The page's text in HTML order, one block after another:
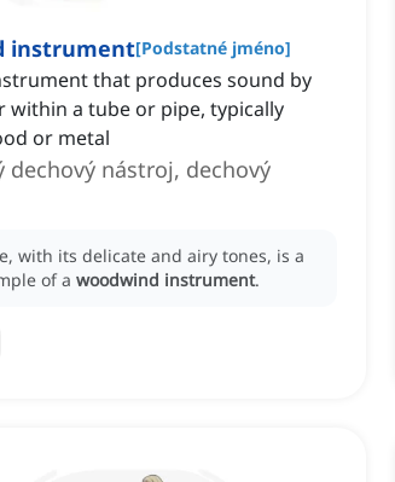
instrument[Podstatné jméno]
that produces sound by
within a tube or pipe, typically
or metal
dechový nástroj, dechový
with its delicate and airy tones, is a
of a woodwind instrument.